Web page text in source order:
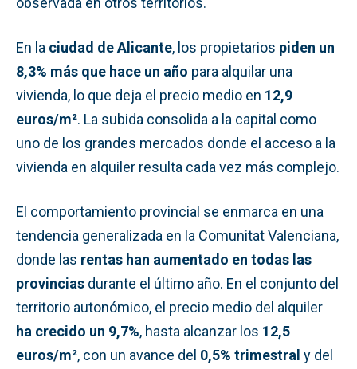
En la ciudad de Alicante, los propietarios piden un
8,3% más que hace un año para alquilar una
vivienda, lo que deja el precio medio en 12,9
euros/m². La subida consolida a la capital como
uno de los grandes mercados donde el acceso a la
vivienda en alquiler resulta cada vez más complejo.
El comportamiento provincial se enmarca en una
tendencia generalizada en la Comunitat Valenciana,
donde las rentas han aumentado en todas las
provincias durante el último año. En el conjunto del
territorio autonómico, el precio medio del alquiler
ha crecido un 9,7%, hasta alcanzar los 12,5
euros/m², con un avance del 0,5% trimestral y del